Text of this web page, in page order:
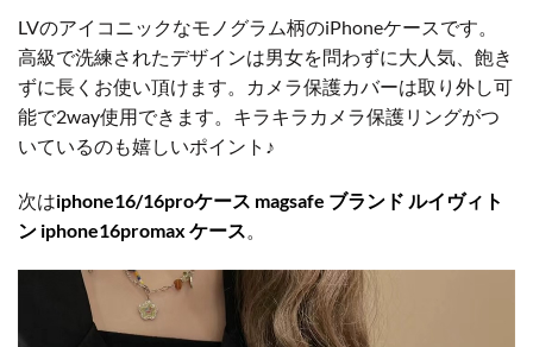
LVのアイコニックなモノグラム柄のiPhoneケースです。
高級で洗練されたデザインは男女を問わずに大人気、飽き
ずに長くお使い頂けます。カメラ保護カバーは取り外し可
能で2way使用できます。キラキラカメラ保護リングがつ
いているのも嬉しいポイント♪
次はiphone16/16proケース magsafe ブランド ルイヴィト
ン iphone16promax ケース